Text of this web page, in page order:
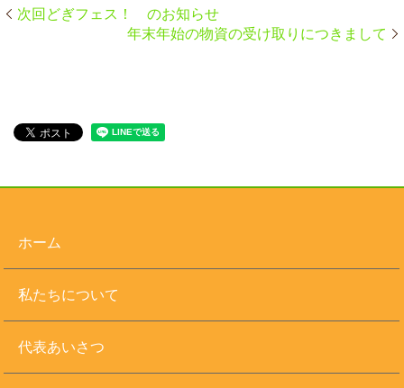
次回どぎフェス！ のお知らせ
年末年始の物資の受け取りにつきまして
ホーム
私たちについて
代表あいさつ